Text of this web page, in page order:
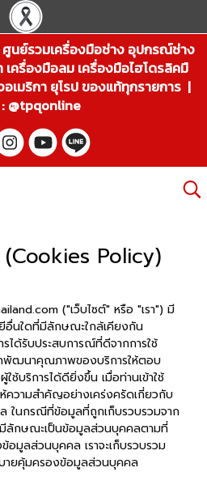
ศูนย์รวมเครื่องมือช่าง อุปกรณ์ช่าง
ครื่องมือลม เครื่องมือไฮโดรลิคมื
เมริกา ยุโรป ของแท้ทุกรายการ |
: @tpqonline
Policy)
("เว็บไซต์" หรือ "เรา") มี
ยีอื่นใดที่มีลักษณะใกล้เคียงกัน
ได้รับประสบการณ์ที่ดีจากการใช้
ถพัฒนาคุณภาพของบริการให้ตอบ
บริการได้ดียิ่งขึ้น เมื่อท่านเข้าใช้
ห้ความสำคัญอย่างเคร่งครัดเกี่ยวกับ
ในกรณีที่ข้อมูลที่ถูกเก็บรวบรวมจาก
มีลักษณะเป็นข้อมูลส่วนบุคคลตามที่
อมูลส่วนบุคคล เราจะเก็บรวบรวม
บายคุ้มครองข้อมูลส่วนบุคคล